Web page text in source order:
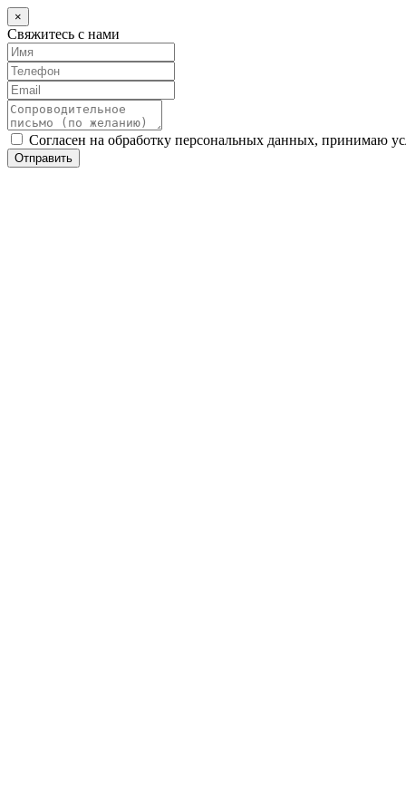
×
Свяжитесь с нами
Согласен на обработку персональных данных, принимаю
Отправить